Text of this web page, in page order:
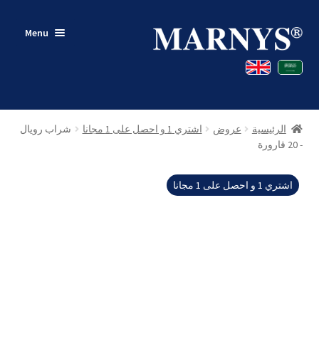
Skip
navigation
Skip
content
Menu
متجر
مدونة
اتصل بنا
حسابي
الرئيسية عروض اشتري 1 و احصل على 1 مجانا
شراب رويال
- 20 قارورة
اشتري 1 و احصل على 1 مجانا